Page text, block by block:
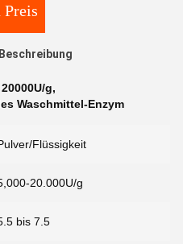
Preis
g,
Waschmittel-Enzym
Flüssigkeit
20.000U/g
bis 7.5